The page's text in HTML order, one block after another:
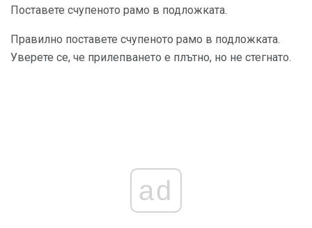
Поставете счупеното рамо в подложката.
Правилно поставете счупеното рамо в подложката.
Уверете се, че прилепването е плътно, но не стегнато.
ad